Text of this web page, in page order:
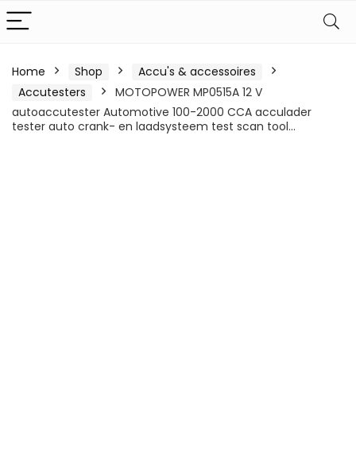
Home Shop
Accu's & accessoires
Accutesters
MOTOPOWER MP0515A 12 V
autoaccutester Automotive 100-2000 CCA acculader
tester auto crank- en laadsysteem test scan tool…